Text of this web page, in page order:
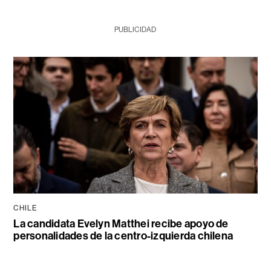
PUBLICIDAD
CHILE
La candidata Evelyn Matthei recibe apoyo de
personalidades de la centro-izquierda chilena